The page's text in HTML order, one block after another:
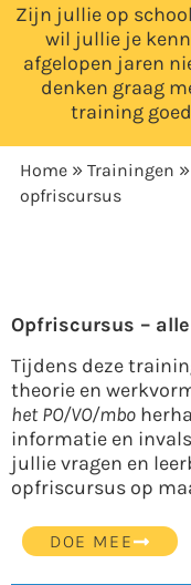
Zijn jullie op
wil jullie je
afgelopen jaren
denken graag
training
Home » Trainingen »
opfriscursus
Opfriscursus –
Tijdens deze
theorie en
het PO/VO/mbo
informatie en
jullie vragen en
opfriscursus op
DOE MEE